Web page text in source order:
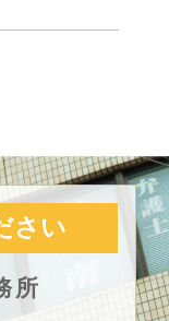
さい
所